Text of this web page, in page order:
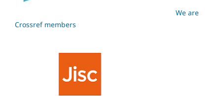
We are
Crossref members